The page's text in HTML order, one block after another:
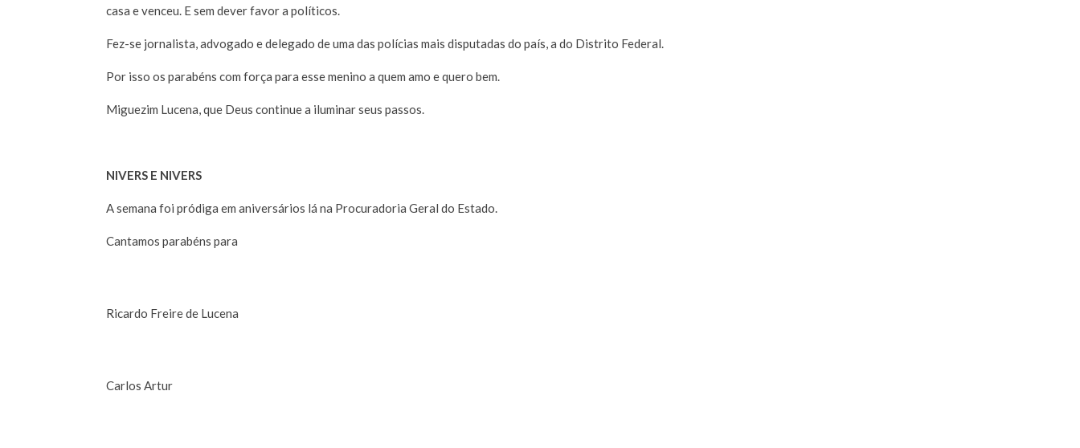
casa e venceu. E sem dever favor a políticos.
Fez-se jornalista, advogado e delegado de uma das polícias mais disputadas do país, a do Distrito Federal.
Por isso os parabéns com força para esse menino a quem amo e quero bem.
Miguezim Lucena, que Deus continue a iluminar seus passos.
NIVERS E NIVERS
A semana foi pródiga em aniversários lá na Procuradoria Geral do Estado.
Cantamos parabéns para
Ricardo Freire de Lucena
Carlos Artur